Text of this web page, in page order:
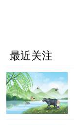
最近关注